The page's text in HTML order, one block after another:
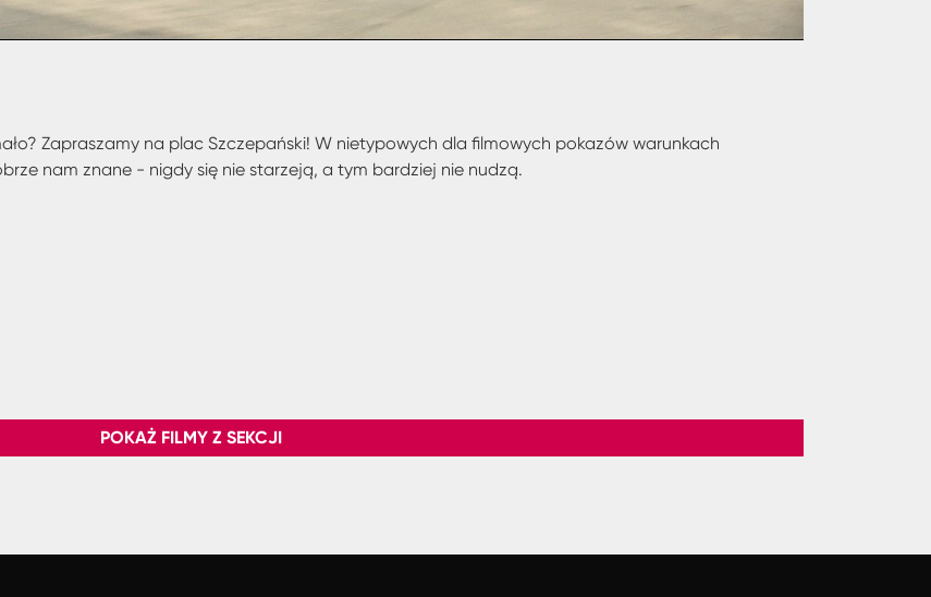
Zapraszamy na plac Szczepański! W nietypowych dla filmowych pokazów warunkach
nam znane - nigdy się nie starzeją, a tym bardziej nie nudzą.
POKAŻ FILMY Z SEKCJI